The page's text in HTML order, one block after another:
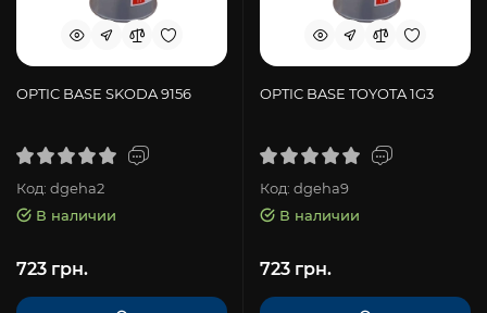
OPTIC BASE SKODA 9156
Код: dgeha2
В наличии
723 грн.
OPTIC BASE TOYOTA 1G3
Код: dgeha9
В наличии
723 грн.